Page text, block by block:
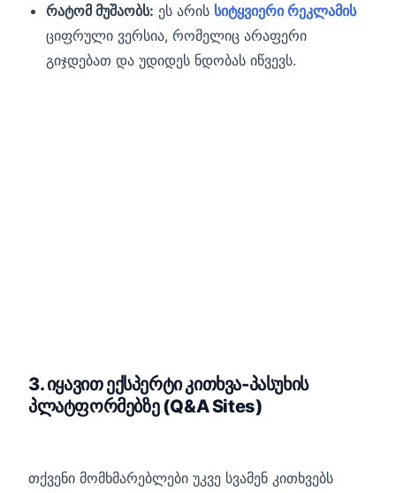
რატომ მუშაობს: ეს არის სიტყვიერი რეკლამის
ციფრული ვერსია, რომელიც არაფერი
გიჯდებათ და უდიდეს ნდობას იწვევს.
3. იყავით ექსპერტი კითხვა-პასუხის
პლატფორმებზე (Q&A Sites)
თქვენი მომხმარებლები უკვე სვამენ კითხვებს